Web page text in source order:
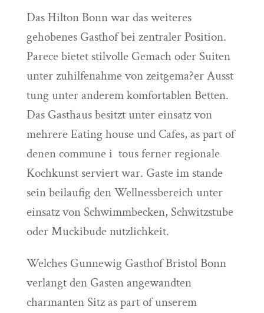
Das Hilton Bonn war das weiteres
gehobenes Gasthof bei zentraler Position.
Parece bietet stilvolle Gemach oder Suiten
unter zuhilfenahme von zeitgema?er Ausst
tung unter anderem komfortablen Betten.
Das Gasthaus besitzt unter einsatz von
mehrere Eating house und Cafes, as part of
denen commune i tous ferner regionale
Kochkunst serviert war. Gaste im stande
sein beilaufig den Wellnessbereich unter
einsatz von Schwimmbecken, Schwitzstube
oder Muckibude nutzlichkeit.
Welches Gunnewig Gasthof Bristol Bonn
verlangt den Gasten angewandten
charmanten Sitz as part of unserem